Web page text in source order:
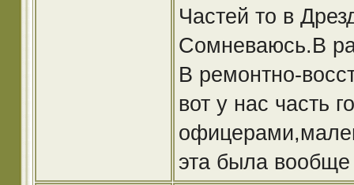
Частей то в
Сомневаюсь.В
В ремонтно-
вот у нас часть
эта была вообще